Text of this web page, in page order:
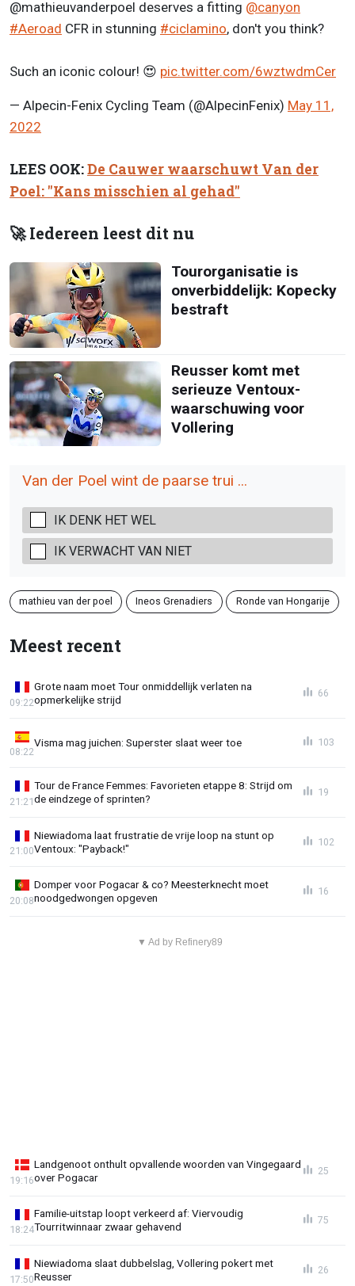
@mathieuvanderpoel deserves a fitting @canyon
#Aeroad CFR in stunning #ciclamino, don't you think?
Such an iconic colour! 😍 pic.twitter.com/6wztwdmCer
— Alpecin-Fenix Cycling Team (@AlpecinFenix) May 11,
2022
LEES OOK:De Cauwer waarschuwt Van der
Poel: "Kans misschien al gehad"
🚀 Iedereen leest dit nu
Tourorganisatie is
onverbiddelijk: Kopecky
bestraft
Reusser komt met
serieuze Ventoux-
waarschuwing voor
Vollering
Van der Poel wint de paarse trui ...
IK DENK HET WEL
IK VERWACHT VAN NIET
mathieu van der poel Ineos Grenadiers Ronde van Hongarije
Meest recent
Grote naam moet Tour onmiddellijk verlaten na
opmerkelijke strijd
09:22
66
Visma mag juichen: Superster slaat weer toe
08:22
103
Tour de France Femmes: Favorieten etappe 8: Strijd om
de eindzege of sprinten?
21:21
19
Niewiadoma laat frustratie de vrije loop na stunt op
Ventoux: "Payback!"
21:00
102
Domper voor Pogacar & co? Meesterknecht moet
noodgedwongen opgeven
20:08
16
▼ Ad by Refinery89
Landgenoot onthult opvallende woorden van Vingegaard
over Pogacar
19:16
25
Familie-uitstap loopt verkeerd af: Viervoudig
Tourritwinnaar zwaar gehavend
18:24
75
Niewiadoma slaat dubbelslag, Vollering pokert met
Reusser
17:50
26